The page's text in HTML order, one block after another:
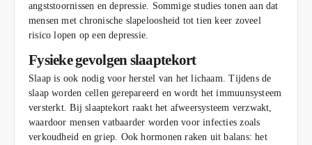
angststoornissen en depressie. Sommige studies tonen aan dat
mensen met chronische slapeloosheid tot tien keer zoveel
risico lopen op een depressie.
Fysieke gevolgen slaaptekort
Slaap is ook nodig voor herstel van het lichaam. Tijdens de
slaap worden cellen gerepareerd en wordt het immuunsysteem
versterkt. Bij slaaptekort raakt het afweersysteem verzwakt,
waardoor mensen vatbaarder worden voor infecties zoals
verkoudheid en griep. Ook hormonen raken uit balans: het